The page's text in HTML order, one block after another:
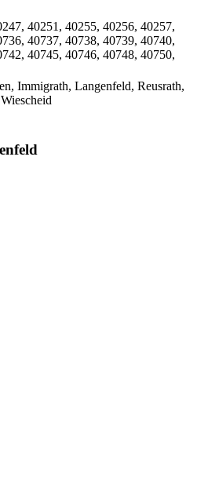
40251, 40255, 40256, 40257,
40737, 40738, 40739, 40740,
40745, 40746, 40748, 40750,
Immigrath, Langenfeld, Reusrath,